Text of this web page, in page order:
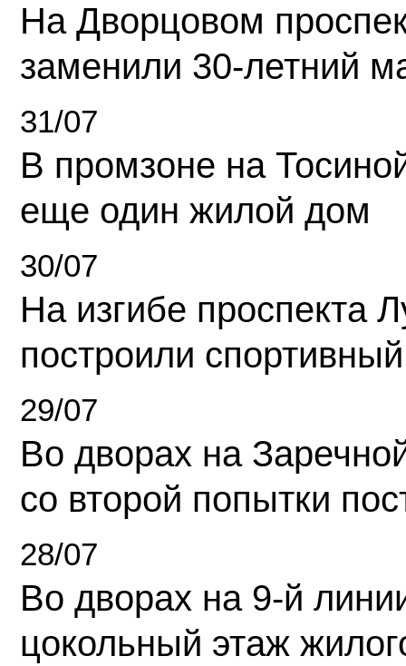
На Дворцовом
заменили 30-летний
31/07
В промзоне на
еще один жилой дом
30/07
На изгибе проспекта
построили
29/07
Во дворах на
со второй попытки
28/07
Во дворах на 9-й
цокольный этаж